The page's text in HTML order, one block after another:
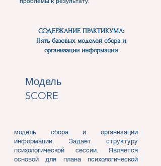
СОДЕРЖАНИЕ ПРАКТИКУМА:
Пять базовых моделей сбора и
организации информации
Модель
SCORE
модель сбора и организации
информации. Задает структуру
психологической сессии. Является
основой для плана психологической